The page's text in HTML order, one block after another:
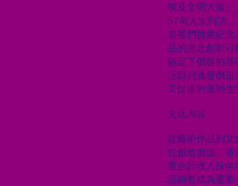
埃及文明大展」
57萬人次到訪
遊客們挑選紀念
品的意念創新可
錨定了價值的基
活動則激發價值
互促進的蓬勃生
文化內容
從藝術作品到文
也創造價值。香
度合計收入按
品銷售成為重要